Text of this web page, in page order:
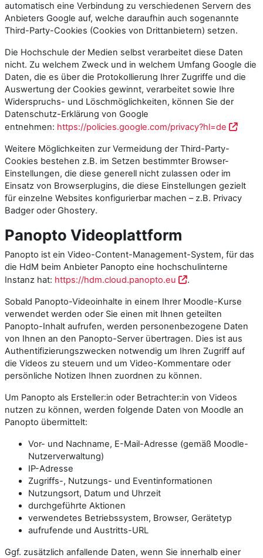
automatisch eine Verbindung zu verschiedenen Servern des
Anbieters Google auf, welche daraufhin auch sogenannte
Third-Party-Cookies (Cookies von Drittanbietern) setzen.
Die Hochschule der Medien selbst verarbeitet diese Daten
nicht. Zu welchem Zweck und in welchem Umfang Google die
Daten, die es über die Protokollierung Ihrer Zugriffe und die
Auswertung der Cookies gewinnt, verarbeitet sowie Ihre
Widerspruchs- und Löschmöglichkeiten, können Sie der
Datenschutz-Erklärung von Google
entnehmen: https://policies.google.com/privacy?hl=de
Weitere Möglichkeiten zur Vermeidung der Third-Party-
Cookies bestehen z.B. im Setzen bestimmter Browser-
Einstellungen, die diese generell nicht zulassen oder im
Einsatz von Browser­plugins, die diese Ein­stellungen gezielt
für einzelne Web­sites konfigurierbar machen – z.B. Privacy
Badger oder Ghostery.
Panopto Videoplattform
Panopto ist ein Video-Content-Management-System, für das
die HdM beim Anbieter Panopto eine hochschulinterne
Instanz hat: https://hdm.cloud.panopto.eu .
Sobald Panopto-Videoinhalte in einem Ihrer Moodle-Kurse
verwendet werden oder Sie einen mit Ihnen geteilten
Panopto-Inhalt aufrufen, werden personenbezogene Daten
von Ihnen an den Panopto-Server übertragen. Dies ist aus
Authentifizierungszwecken notwendig um Ihren Zugriff auf
die Videos zu steuern und um Video-Kommentare oder
persönliche Notizen Ihnen zuordnen zu können.
Um Panopto als Ersteller:in oder Betrachter:in von Videos
nutzen zu können, werden folgende Daten von Moodle an
Panopto übermittelt:
Vor- und Nachname, E-Mail-Adresse (gemäß Moodle-
Nutzerverwaltung)
IP-Adresse
Zugriffs-, Nutzungs- und Eventinformationen
Nutzungsort, Datum und Uhrzeit
durchgeführte Aktionen
verwendetes Betriebssystem, Browser, Gerätetyp
aufrufende und Austritts-URL
Ggf. zusätzlich anfallende Daten, wenn Sie innerhalb einer